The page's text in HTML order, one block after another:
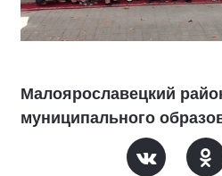
Малоярославецкий
муниципального